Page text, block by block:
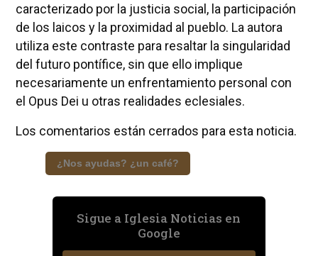
caracterizado por la justicia social, la participación
de los laicos y la proximidad al pueblo. La autora
utiliza este contraste para resaltar la singularidad
del futuro pontífice, sin que ello implique
necesariamente un enfrentamiento personal con
el Opus Dei u otras realidades eclesiales.
Los comentarios están cerrados para esta noticia.
¿Nos ayudas? ¿un café?
Sigue a Iglesia Noticias en
Google